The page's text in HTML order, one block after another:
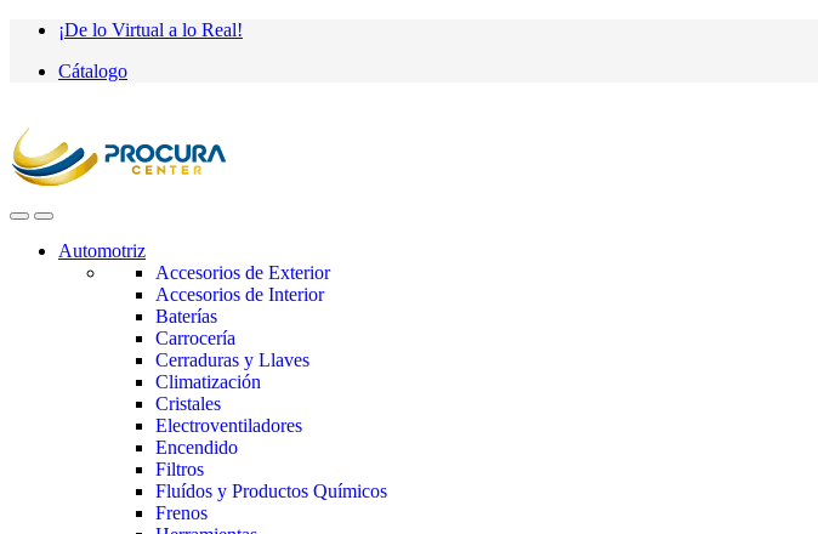
Saltar
navegación
saltar
contenido
¡De lo Virtual a lo Real!
Cátalogo
Automotriz
Accesorios de Exterior
Accesorios de Interior
Baterías
Carrocería
Cerraduras y Llaves
Climatización
Cristales
Electroventiladores
Encendido
Filtros
Fluídos y Productos Químicos
Frenos